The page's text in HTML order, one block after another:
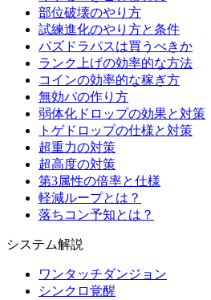
部位破壊のやり方
試練進化のやり方と条件
パズドラパスは買うべきか
ランク上げの効率的な方法
コインの効率的な稼ぎ方
無効パの作り方
弱体化ドロップの効果と対策
トゲドロップの仕様と対策
超重力の対策
超高度の対策
第3属性の倍率と仕様
軽減ループとは？
落ちコン予知とは？
システム解説
ワンタッチダンジョン
シンクロ覚醒